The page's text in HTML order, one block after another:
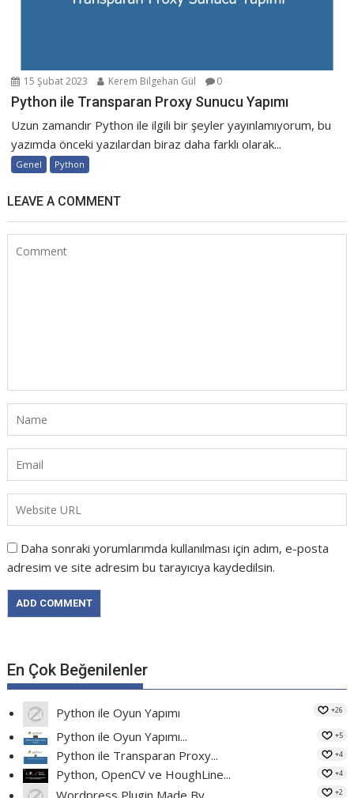
15 Şubat 2023 Kerem Bilgehan Gül 0
Python ile Transparan Proxy Sunucu Yapımı
Uzun zamandır Python ile ilgili bir şeyler yayınlamıyorum, bu
yazımda önceki yazılardan biraz daha farklı olarak...
Genel Python
LEAVE A COMMENT
Daha sonraki yorumlarımda kullanılması için adım, e-posta
adresim ve site adresim bu tarayıcıya kaydedilsin.
En Çok Beğenilenler
Python ile Oyun Yapımı +26
Python ile Oyun Yapımı... +5
Python ile Transparan Proxy... +4
Python, OpenCV ve HoughLine... +4
Wordpress Plugin Made By... +2